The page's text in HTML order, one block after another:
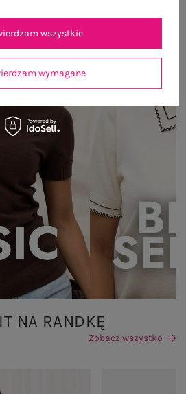
NA RANDKĘ
Zobacz wszystko
wymagane
wszystkie